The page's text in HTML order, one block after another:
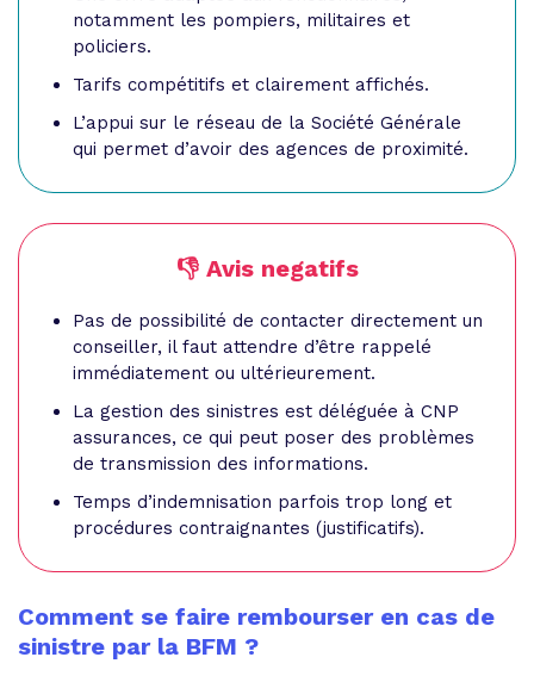
notamment les pompiers, militaires et
policiers.
Tarifs compétitifs et clairement affichés.
L’appui sur le réseau de la Société Générale
qui permet d’avoir des agences de proximité.
👎 Avis negatifs
Pas de possibilité de contacter directement un
conseiller, il faut attendre d’être rappelé
immédiatement ou ultérieurement.
La gestion des sinistres est déléguée à CNP
assurances, ce qui peut poser des problèmes
de transmission des informations.
Temps d’indemnisation parfois trop long et
procédures contraignantes (justificatifs).
Comment se faire rembourser en cas de
sinistre par la BFM ?